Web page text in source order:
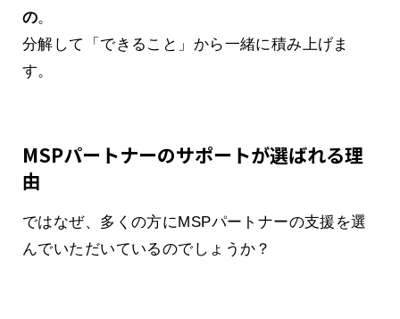
の。
分解して「できること」から一緒に積み上げま
す。
MSPパートナーのサポートが選ばれる理
由
ではなぜ、多くの方にMSPパートナーの支援を選
んでいただいているのでしょうか？